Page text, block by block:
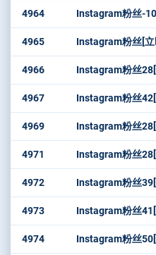
4964 Instagram粉丝-
4965 Instagram粉丝[
4966 Instagram粉丝
4967 Instagram粉丝
4969 Instagram粉丝
4971 Instagram粉丝
4972 Instagram粉丝
4973 Instagram粉丝
4974 Instagram粉丝